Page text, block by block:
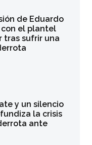
de Eduardo
el plantel
tras sufrir una
y un silencio
la crisis
ante